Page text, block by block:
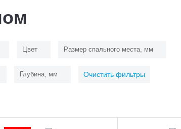
Цвет Размер спального места, мм
Глубина, мм Очистить фильтры